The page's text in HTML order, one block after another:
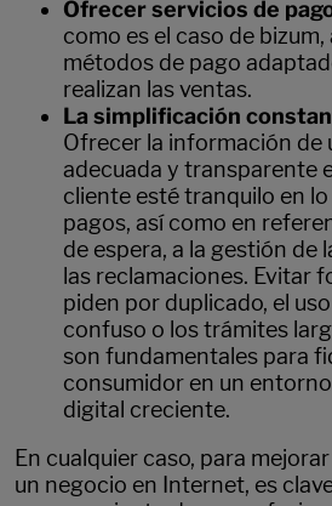
Ofrecer servicios de
como es el caso de
métodos de pago
realizan las ventas.
La simplificación
Ofrecer la información de
adecuada y transparente
cliente esté tranquilo en
pagos, así como en
de espera, a la gestión de
las reclamaciones. Evitar
piden por duplicado, el
confuso o los trámites
son fundamentales para
consumidor en un
digital creciente.
En cualquier caso, para
un negocio en Internet, es